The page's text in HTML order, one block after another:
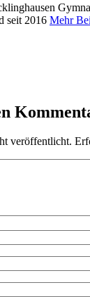
seit 2016 Mehr
veröffentlicht.